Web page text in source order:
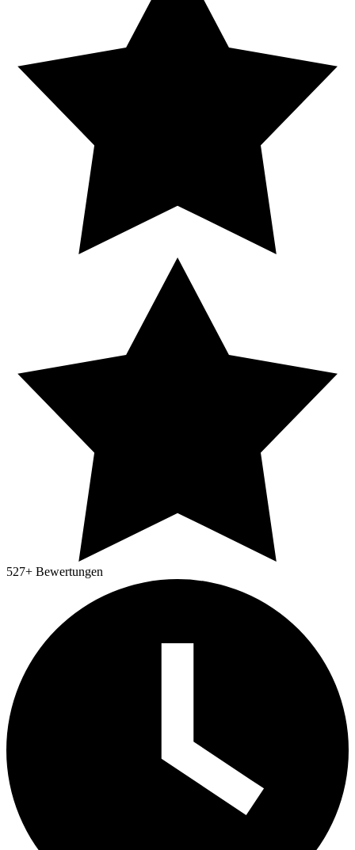
527+ Bewertungen